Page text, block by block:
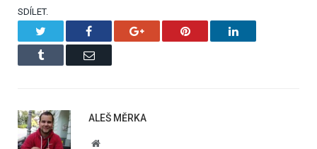
SDÍLET.
Facebook Google+ Pinterest LinkedIn
Tumblr Email
ALEŠ MĚRKA
Website